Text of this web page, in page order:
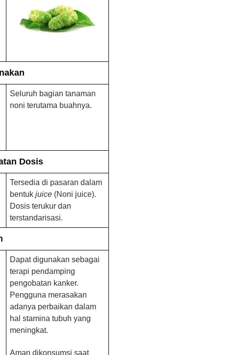
Seluruh bagian tanaman
noni terutama buahnya.
Dosis
Tersedia di pasaran dalam
bentuk juice (Noni juice).
Dosis terukur dan
terstandarisasi.
Dapat digunakan sebagai
terapi pendamping
pengobatan kanker.
Pengguna merasakan
adanya perbaikan dalam
hal stamina tubuh yang
meningkat.
Aman dikonsumsi saat